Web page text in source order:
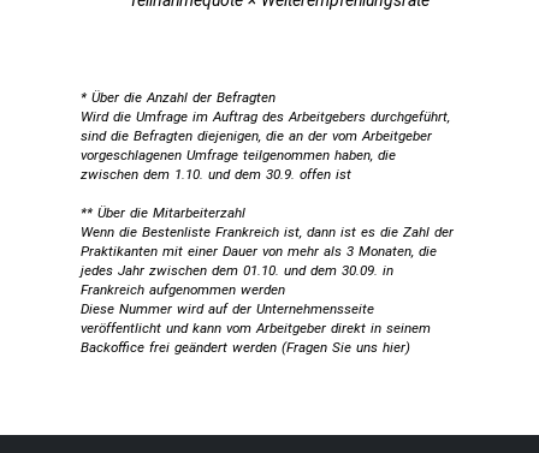
* Über die Anzahl der Befragten
Wird die Umfrage im Auftrag des Arbeitgebers durchgeführt,
sind die Befragten diejenigen, die an der vom Arbeitgeber
vorgeschlagenen Umfrage teilgenommen haben, die
zwischen dem 1.10. und dem 30.9. offen ist
** Über die Mitarbeiterzahl
Wenn die Bestenliste Frankreich ist, dann ist es die Zahl der
Praktikanten mit einer Dauer von mehr als 3 Monaten, die
jedes Jahr zwischen dem 01.10. und dem 30.09. in
Frankreich aufgenommen werden
Diese Nummer wird auf der Unternehmensseite
veröffentlicht und kann vom Arbeitgeber direkt in seinem
Backoffice frei geändert werden (Fragen Sie uns hier)